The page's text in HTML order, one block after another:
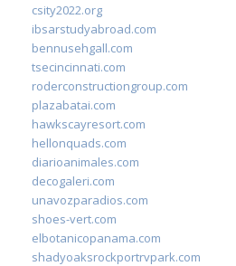
csity2022.org
ibsarstudyabroad.com
bennusehgall.com
tsecincinnati.com
roderconstructiongroup.com
plazabatai.com
hawkscayresort.com
hellonquads.com
diarioanimales.com
decogaleri.com
unavozparadios.com
shoes-vert.com
elbotanicopanama.com
shadyoaksrockportrvpark.com